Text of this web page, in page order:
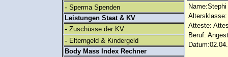
- Sperma Spenden
Leistungen Staat & KV
- Zuschüsse der KV
- Elterngeld & Kindergeld
Body Mass Index Rechner
Name:Stephi
Altersklasse:
Atteste:
Beruf: